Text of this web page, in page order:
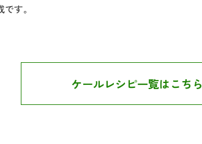
す。
ケールレシピ一覧はこちら